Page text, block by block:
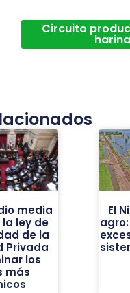
Circuito
harina
media
ley de
de la
Privada
los
más
El